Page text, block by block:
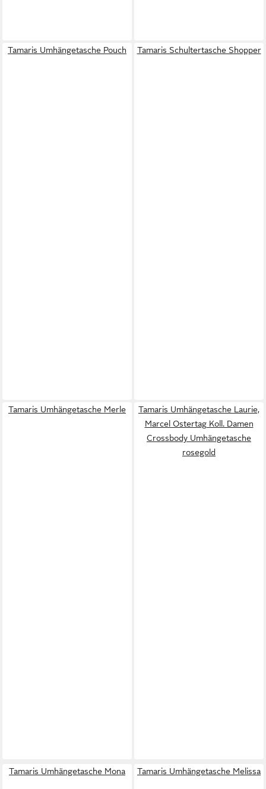
Tamaris Umhängetasche Pouch Tamaris Schultertasche Shopper
Tamaris Umhängetasche Merle
Tamaris Umhängetasche Laurie,
Marcel Ostertag Koll. Damen
Crossbody Umhängetasche
rosegold
Tamaris Umhängetasche Mona Tamaris Umhängetasche Melissa